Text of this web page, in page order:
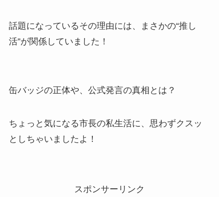
話題になっているその理由には、まさかの“推し
活”が関係していました！
缶バッジの正体や、公式発言の真相とは？
ちょっと気になる市長の私生活に、思わずクスッ
としちゃいましたよ！
スポンサーリンク